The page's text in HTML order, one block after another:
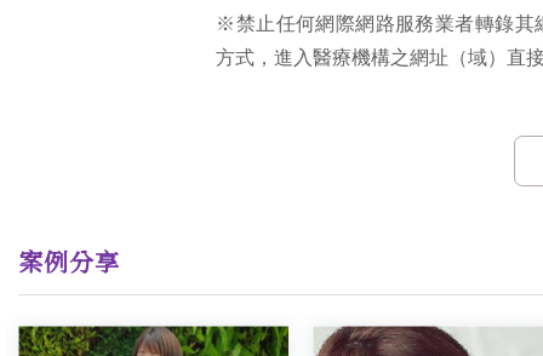
※禁止任何網際網路服務業者轉錄其
方式，進入醫療機構之網址（域）直
案例分享